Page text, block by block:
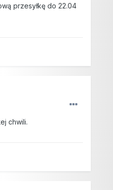
przesyłkę do 22.04
chwili.